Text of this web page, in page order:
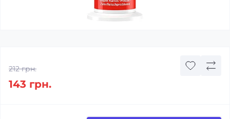
212 грн.
143 грн.